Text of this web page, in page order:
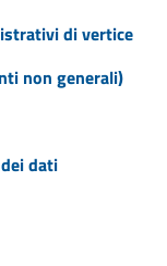
di vertice
non generali)
dati